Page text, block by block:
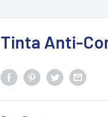
Tinta Anti-